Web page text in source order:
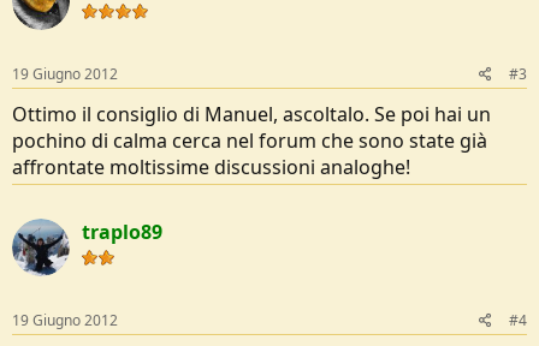
19 Giugno 2012 #3
Ottimo il consiglio di Manuel, ascoltalo. Se poi hai un
pochino di calma cerca nel forum che sono state già
affrontate moltissime discussioni analoghe!
traplo89
19 Giugno 2012 #4